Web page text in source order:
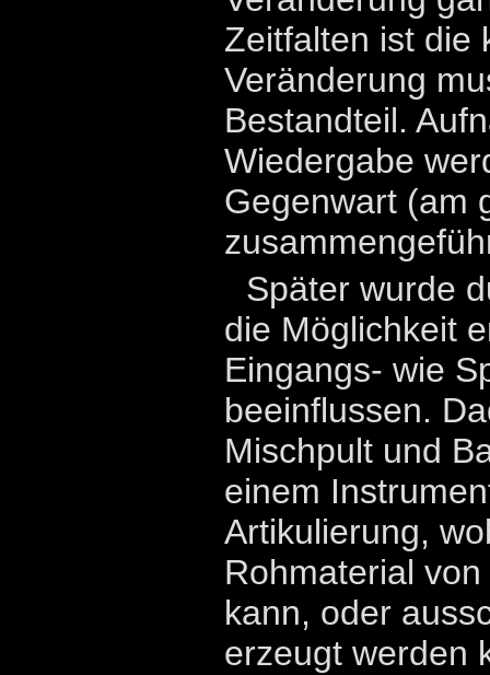
Zeitfalten ist die
Veränderung
Bestandteil.
Wiedergabe
Gegenwart (am
Später wurde
die Möglichkeit
Eingangs- wie
beeinflussen.
Mischpult und
einem
Artikulierung,
Rohmaterial
kann, oder
erzeugt werden